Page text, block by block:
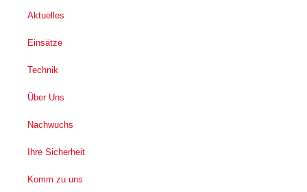
Aktuelles
Einsätze
Technik
Über Uns
Nachwuchs
Ihre Sicherheit
Komm zu uns